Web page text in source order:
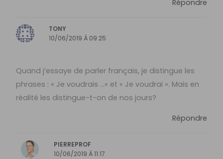
Répondre
TONY
10/06/2019 À 09:25
Quand j’essaye de parler français, je distingue les
phrases : « Je voudrais …» et « Je voudrai ». Mais en
réalité les distingue-t-on de nos jours?
Répondre
PIERREPROF
10/06/2019 À 11:17